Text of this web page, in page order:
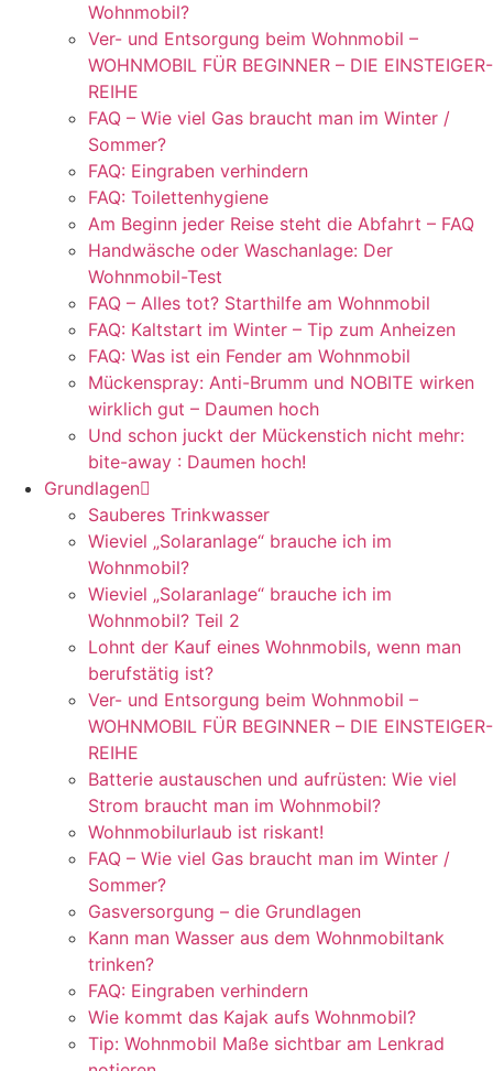
Wohnmobil?
Ver- und Entsorgung beim Wohnmobil –
WOHNMOBIL FÜR BEGINNER – DIE EINSTEIGER-
REIHE
FAQ – Wie viel Gas braucht man im Winter /
Sommer?
FAQ: Eingraben verhindern
FAQ: Toilettenhygiene
Am Beginn jeder Reise steht die Abfahrt – FAQ
Handwäsche oder Waschanlage: Der
Wohnmobil-Test
FAQ – Alles tot? Starthilfe am Wohnmobil
FAQ: Kaltstart im Winter – Tip zum Anheizen
FAQ: Was ist ein Fender am Wohnmobil
Mückenspray: Anti-Brumm und NOBITE wirken
wirklich gut – Daumen hoch
Und schon juckt der Mückenstich nicht mehr:
bite-away : Daumen hoch!
Grundlagen
Sauberes Trinkwasser
Wieviel „Solaranlage“ brauche ich im
Wohnmobil?
Wieviel „Solaranlage“ brauche ich im
Wohnmobil? Teil 2
Lohnt der Kauf eines Wohnmobils, wenn man
berufstätig ist?
Ver- und Entsorgung beim Wohnmobil –
WOHNMOBIL FÜR BEGINNER – DIE EINSTEIGER-
REIHE
Batterie austauschen und aufrüsten: Wie viel
Strom braucht man im Wohnmobil?
Wohnmobilurlaub ist riskant!
FAQ – Wie viel Gas braucht man im Winter /
Sommer?
Gasversorgung – die Grundlagen
Kann man Wasser aus dem Wohnmobiltank
trinken?
FAQ: Eingraben verhindern
Wie kommt das Kajak aufs Wohnmobil?
Tip: Wohnmobil Maße sichtbar am Lenkrad